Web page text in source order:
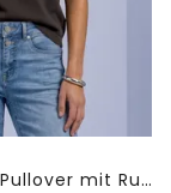
Kurzarm Pullover mit Rundhals in Unifarbe